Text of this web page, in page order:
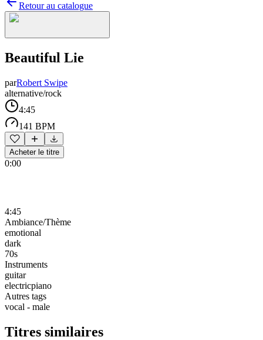
Retour au catalogue
Beautiful Lie
parRobert Swipe
alternative/rock
4:45
141 BPM
Acheter le titre
0:00
4:45
Ambiance/Thème
emotional
dark
70s
Instruments
guitar
electricpiano
Autres tags
vocal - male
Titres similaires